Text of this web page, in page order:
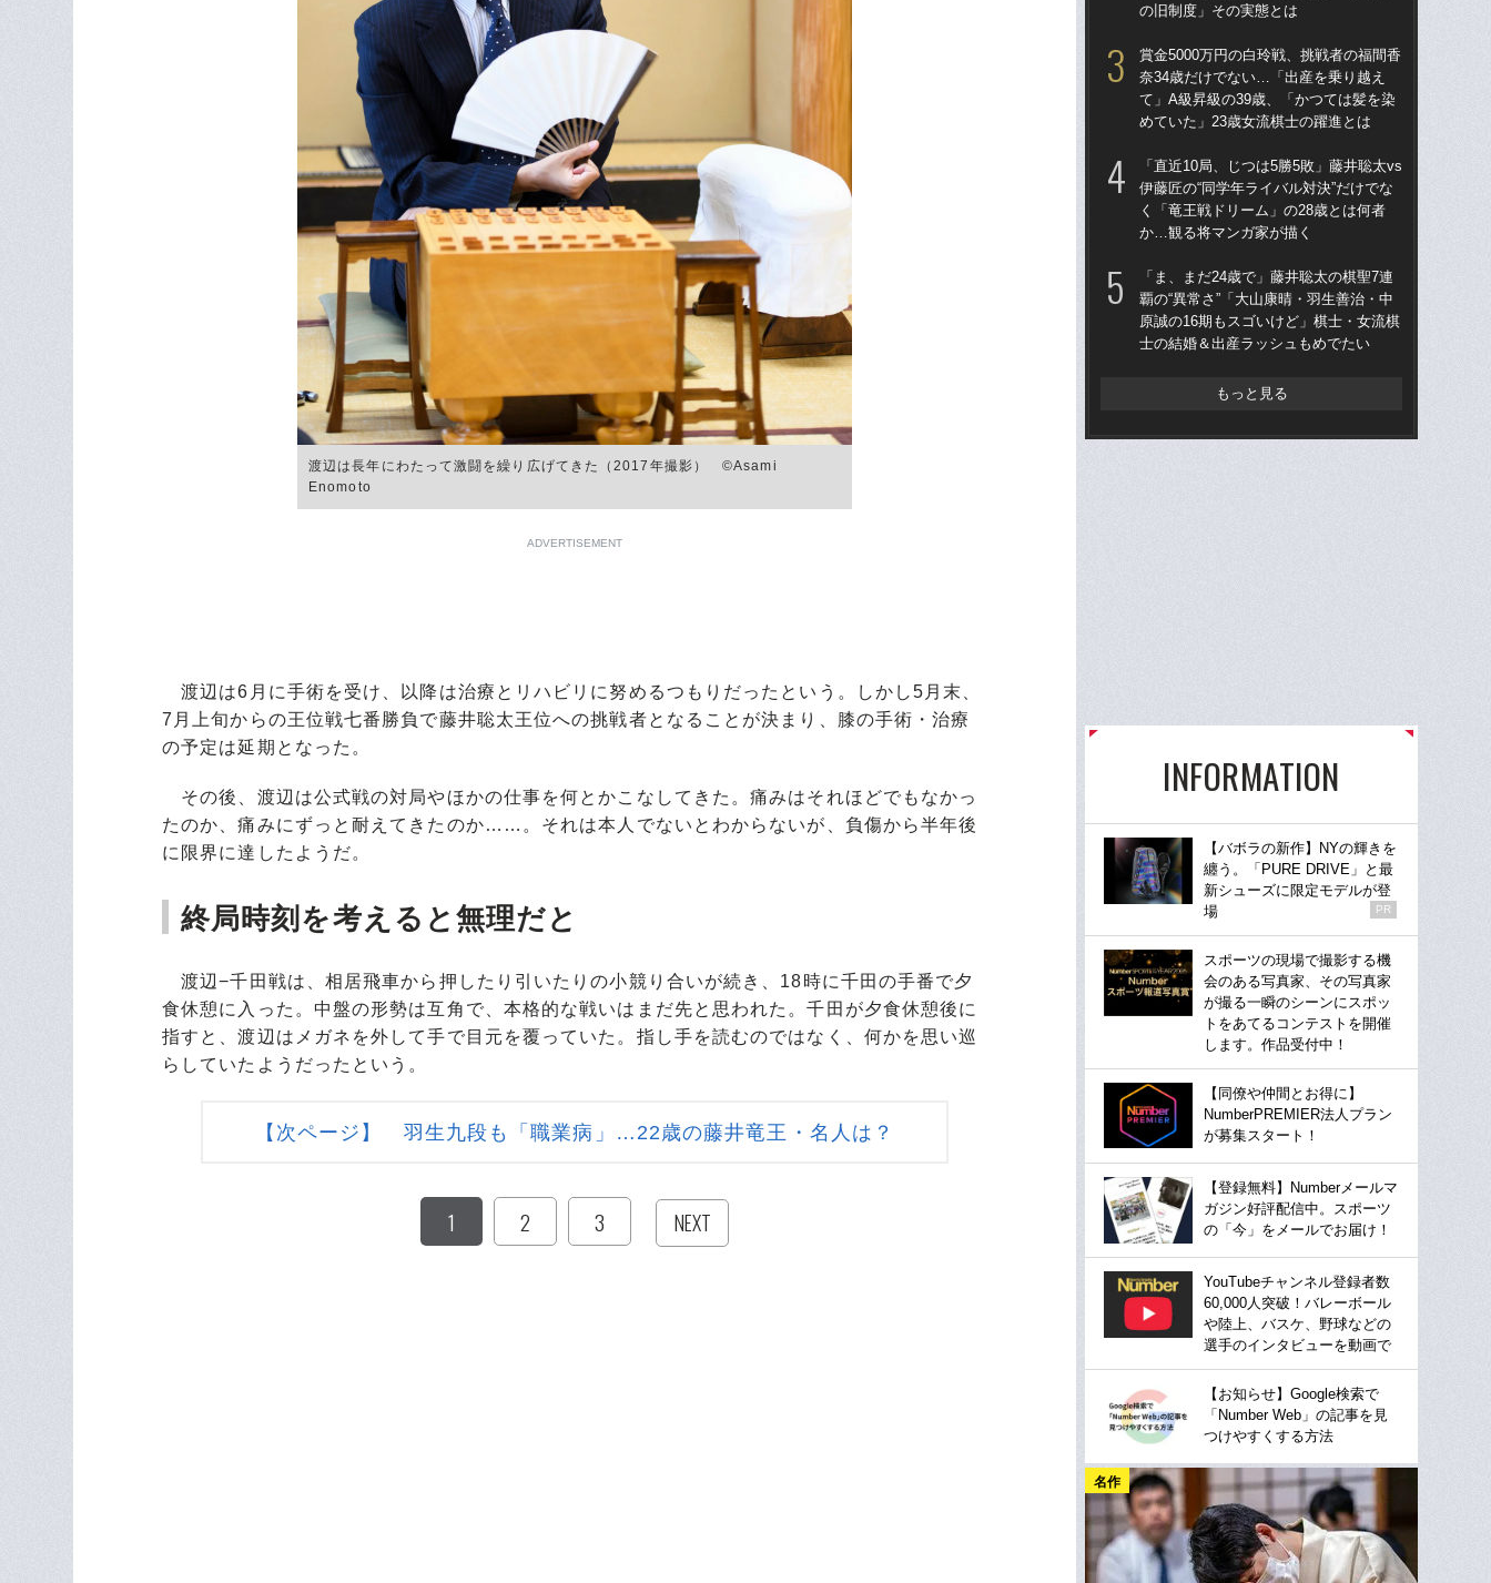
渡辺は長年にわたって激闘を繰り広げてきた（2017年撮影） ©Asami
Enomoto
ADVERTISEMENT
渡辺は6月に手術を受け、以降は治療とリハビリに努めるつもりだったという。しかし5月末、
7月上旬からの王位戦七番勝負で藤井聡太王位への挑戦者となることが決まり、膝の手術・治療
の予定は延期となった。
その後、渡辺は公式戦の対局やほかの仕事を何とかこなしてきた。痛みはそれほどでもなかっ
たのか、痛みにずっと耐えてきたのか……。それは本人でないとわからないが、負傷から半年後
に限界に達したようだ。
終局時刻を考えると無理だと
渡辺−千田戦は、相居飛車から押したり引いたりの小競り合いが続き、18時に千田の手番で夕
食休憩に入った。中盤の形勢は互角で、本格的な戦いはまだ先と思われた。千田が夕食休憩後に
指すと、渡辺はメガネを外して手で目元を覆っていた。指し手を読むのではなく、何かを思い巡
らしていたようだったという。
【次ページ】 羽生九段も「職業病」…22歳の藤井竜王・名人は？
1 2 3 NEXT
の旧制度」その実態とは
賞金5000万円の白玲戦、挑戦者の福間香
奈34歳だけでない…「出産を乗り越え
て」A級昇級の39歳、「かつては髪を染
めていた」23歳女流棋士の躍進とは
「直近10局、じつは5勝5敗」藤井聡太vs
伊藤匠の“同学年ライバル対決”だけでな
く「竜王戦ドリーム」の28歳とは何者
か…観る将マンガ家が描く
「ま、まだ24歳で」藤井聡太の棋聖7連
覇の“異常さ”「大山康晴・羽生善治・中
原誠の16期もスゴいけど」棋士・女流棋
士の結婚＆出産ラッシュもめでたい
もっと見る
INFORMATION
【バボラの新作】NYの輝きを
纏う。「PURE DRIVE」と最
新シューズに限定モデルが登
場
PR
スポーツの現場で撮影する機
会のある写真家、その写真家
が撮る一瞬のシーンにスポッ
トをあてるコンテストを開催
します。作品受付中！
【同僚や仲間とお得に】
NumberPREMIER法人プラン
が募集スタート！
【登録無料】Numberメールマ
ガジン好評配信中。スポーツ
の「今」をメールでお届け！
YouTubeチャンネル登録者数
60,000人突破！バレーボール
や陸上、バスケ、野球などの
選手のインタビューを動画で
【お知らせ】Google検索で
「Number Web」の記事を見
つけやすくする方法
名作